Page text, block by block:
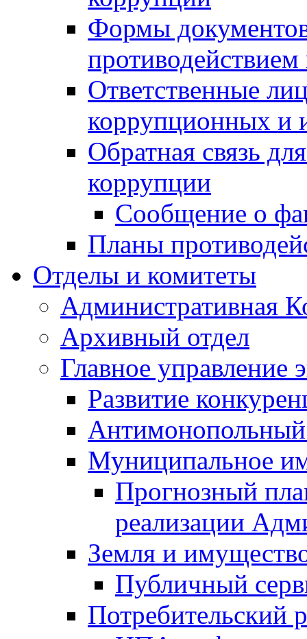
Формы
Ответственные
коррупционных и
Обратная связь
коррупции
Сообщение о
Планы
Отделы и комитеты
Административная
Архивный отдел
Главное управление
Развитие
Антимонопольный
Муниципальное
Прогнозный
реализации
Земля и
Публичный
Потребительский